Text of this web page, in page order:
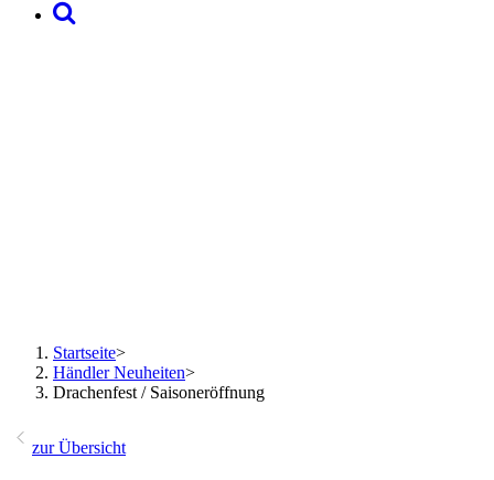
Startseite>
Händler Neuheiten>
Drachenfest / Saisoneröffnung
zur Übersicht